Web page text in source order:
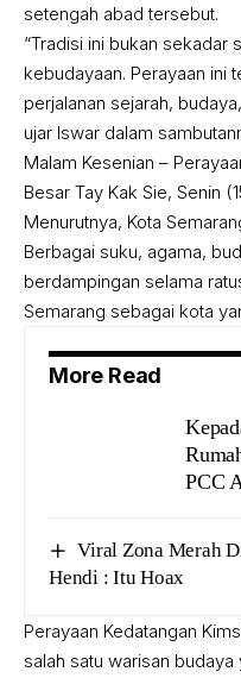
setengah abad tersebut.
“Tradisi ini bukan sekadar
kebudayaan. Perayaan ini
perjalanan sejarah,
ujar Iswar dalam
Malam Kesenian –
Besar Tay Kak Sie, Senin
Menurutnya, Kota
Berbagai suku, agama,
berdampingan selama
Semarang sebagai kota
More Read
PCC
Viral Zona Merah
Hendi : Itu Hoax
Perayaan Kedatangan
salah satu warisan